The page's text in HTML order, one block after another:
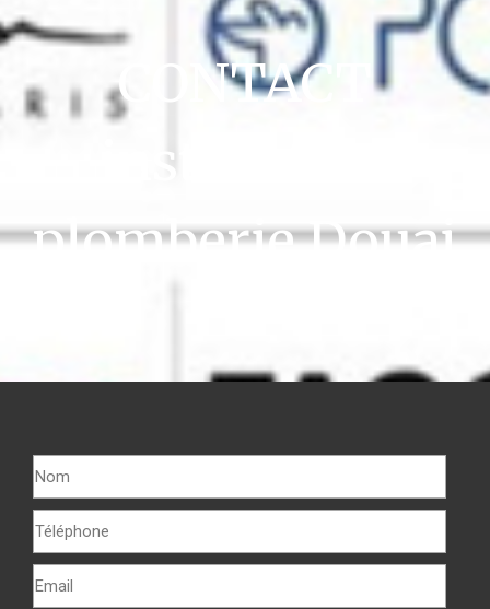
CONTACT
installation
plomberie Douai